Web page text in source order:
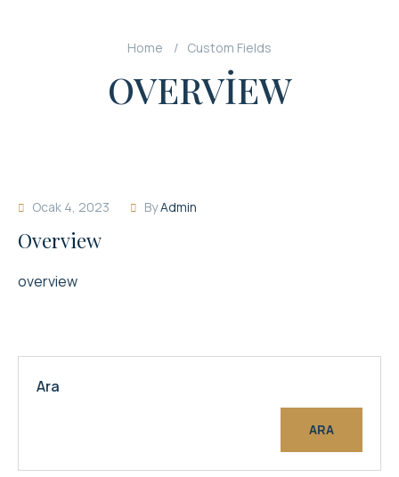
Home Custom Fields
OVERVIEW
Ocak 4, 2023 ByAdmin
Overview
overview
Ara
ARA